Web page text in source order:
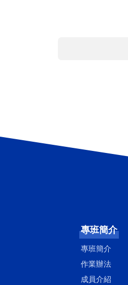
專班簡介
專班簡介
作業辦法
成員介紹